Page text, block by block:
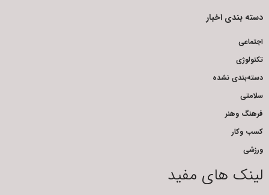
دسته بندی اخبار
اجتماعی
تکنولوژی
دسته‌بندی نشده
سلامتی
فرهنگ وهنر
کسب وکار
ورزشی
لینک های مفید